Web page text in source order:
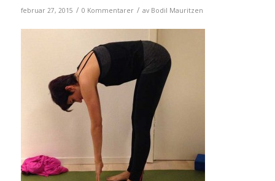
februar 27, 2015 / 0 Kommentarer / av Bodil Mauritzen